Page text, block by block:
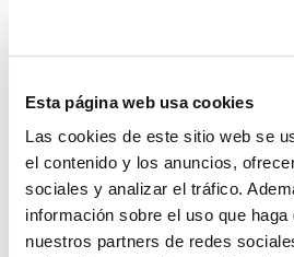
Esta página web usa cookies
Las cookies de este sitio web se
el contenido y los anuncios,
sociales y analizar el tráfico.
información sobre el uso que
nuestros partners de redes
Estufa pirámide